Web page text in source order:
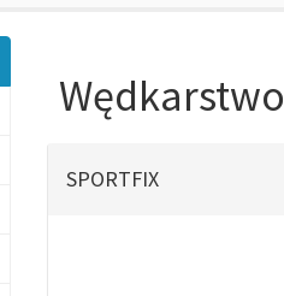
Wędkarstwo
SPORTFIX